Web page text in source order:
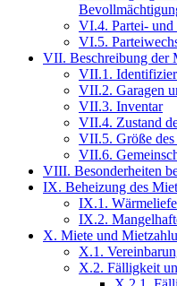
VI.4. Partei- und
VI.5.
VII. Beschreibung der
VII.1.
VII.2. Garagen
VII.3. Inventar
VII.4. Zustand
VII.5. Größe
VII.6.
VIII. Besonderheiten
IX. Beheizung des
IX.1.
IX.2.
X. Miete und
X.1.
X.2. Fälligkeit